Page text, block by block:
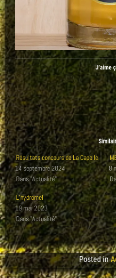
J’aime
Résultats concours de La Capelle
14 septembre 2024
Dans "Actualité"
8
L’hydromel
19 mai 2023
Dans "Actualité"
Posted in